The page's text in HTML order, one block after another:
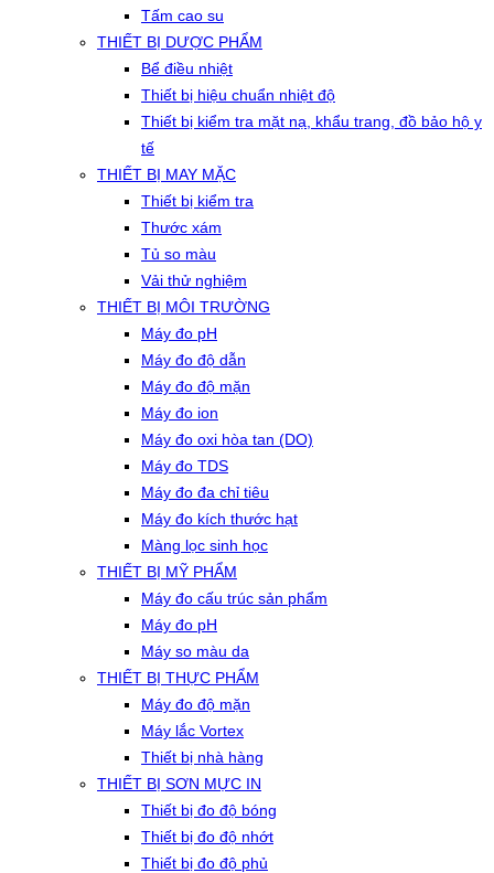
Tấm cao su
THIẾT BỊ DƯỢC PHẨM
Bể điều nhiệt
Thiết bị hiệu chuẩn nhiệt độ
Thiết bị kiểm tra mặt nạ, khẩu trang, đồ bảo hộ y
tế
THIẾT BỊ MAY MẶC
Thiết bị kiểm tra
Thước xám
Tủ so màu
Vải thử nghiệm
THIẾT BỊ MÔI TRƯỜNG
Máy đo pH
Máy đo độ dẫn
Máy đo độ mặn
Máy đo ion
Máy đo oxi hòa tan (DO)
Máy đo TDS
Máy đo đa chỉ tiêu
Máy đo kích thước hạt
Màng lọc sinh học
THIẾT BỊ MỸ PHẨM
Máy đo cấu trúc sản phẩm
Máy đo pH
Máy so màu da
THIẾT BỊ THỰC PHẨM
Máy đo độ mặn
Máy lắc Vortex
Thiết bị nhà hàng
THIẾT BỊ SƠN MỰC IN
Thiết bị đo độ bóng
Thiết bị đo độ nhớt
Thiết bị đo độ phủ